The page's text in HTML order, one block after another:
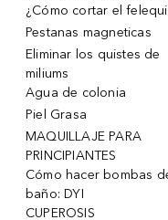
¿Cómo cortar el
Pestanas magneticas
Eliminar los quistes de
miliums
Agua de colonia
Piel Grasa
MAQUILLAJE PARA
PRINCIPIANTES
Cómo hacer bombas
baño: DYI
CUPEROSIS